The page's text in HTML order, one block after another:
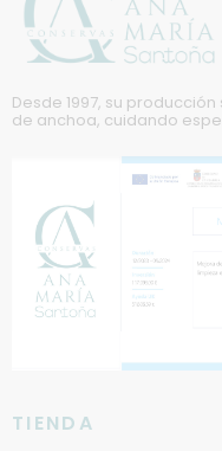
Desde 1997, su
de anchoa, cuidando
TIENDA